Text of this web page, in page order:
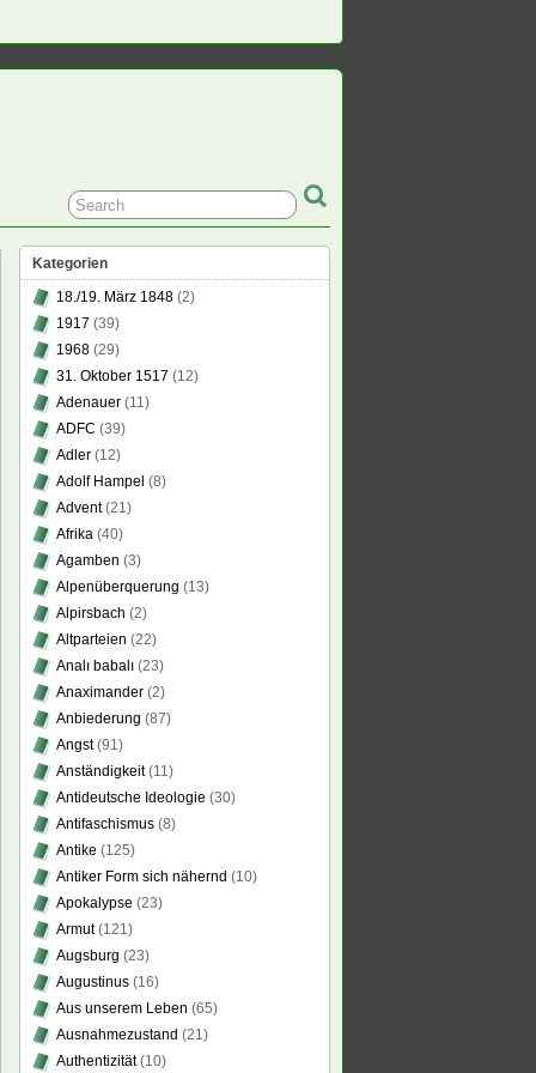
Kategorien
18./19. März 1848 (2)
1917 (39)
1968 (29)
31. Oktober 1517 (12)
Adenauer (11)
ADFC (39)
Adler (12)
Adolf Hampel (8)
Advent(21)
Afrika (40)
Agamben (3)
Alpenüberquerung (13)
Alpirsbach (2)
Altparteien (22)
Analı babalı (23)
Anaximander (2)
Anbiederung (87)
Angst(91)
Anständigkeit(11)
Antideutsche Ideologie (30)
Antifaschismus (8)
Antike (125)
Antiker Form sich nähernd (10)
Apokalypse (23)
Armut(121)
Augsburg (23)
Augustinus (16)
Aus unserem Leben (65)
Ausnahmezustand (21)
Authentizität(10)